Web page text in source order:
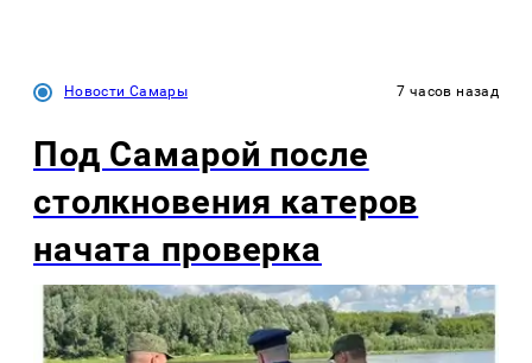
Новости Самары 7 часов назад
Под Самарой после
столкновения катеров
начата проверка